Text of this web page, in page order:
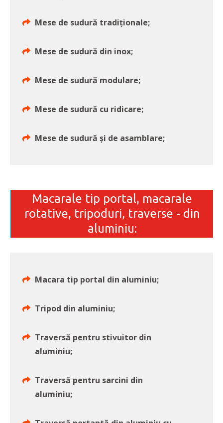
Mese de sudură tradiționale;
Mese de sudură din inox;
Mese de sudură modulare;
Mese de sudură cu ridicare;
Mese de sudură și de asamblare;
Macarale tip portal, macarale
rotative, tripoduri, traverse - din
aluminiu:
Macara tip portal din aluminiu;
Tripod din aluminiu;
Traversă pentru stivuitor din
aluminiu;
Traversă pentru sarcini din
aluminiu;